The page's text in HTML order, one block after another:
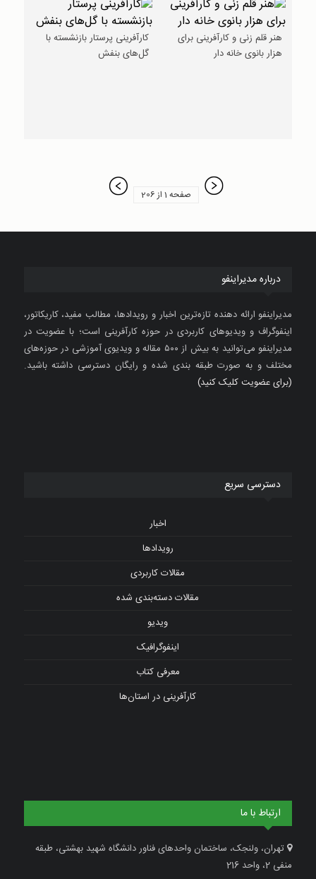
هنر قلم زنی و کارآفرینی برای
هزار بانوی خانه دار
کارآفرینی پرستار بازنشسته با
گل‌های بنفش
صفحه 1 از 206
درباره مدیراینفو
مدیراینفو ارائه دهنده تازه‌ترین اخبار و رویدادها، مطالب مفید، کاریکاتور،
اینفوگراف و ویدیوهای کاربردی در حوزه کارآفرینی است؛ با عضویت در
مدیراینفو می‌توانید به بیش از ۵۰۰ مقاله و ویدیوی آموزشی در حوزه‌های
مختلف و به صورت طبقه بندی شده و رایگان دسترسی داشته باشید.
(برای عضویت کلیک کنید)
دسترسی سریع
اخبار
رویدادها
مقالات کاربردی
مقالات دسته‌بندی شده
ویدیو
اینفوگرافیک
معرفی کتاب
کارآفرینی در استان‌ها
ارتباط با ما
تهران، ولنجک، ساختمان واحدهای فناور دانشگاه شهید بهشتی، طبقه
منفی 2، واحد 216